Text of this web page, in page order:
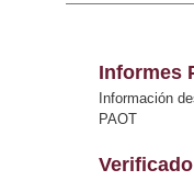
Informes
Información
PAOT